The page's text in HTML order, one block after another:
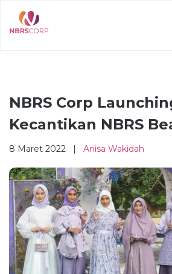
NBRS Corp
Kecantikan NBRS
8 Maret 2022 | Anisa Wakidah